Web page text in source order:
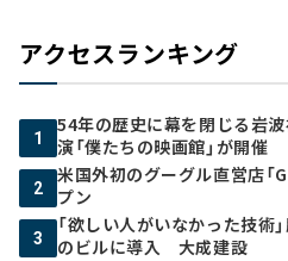
アクセスランキング
1
54年の歴史に幕を閉じる岩
演「僕たちの映画館」が開催
2
米国外初のグーグル直営店
プン
3
「欲しい人がいなかった技術
のビルに導入 大成建設